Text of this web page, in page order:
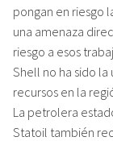
pongan en riesgo
una amenaza
riesgo a esos
Shell no ha sido
recursos en la
La petrolera
Statoil también